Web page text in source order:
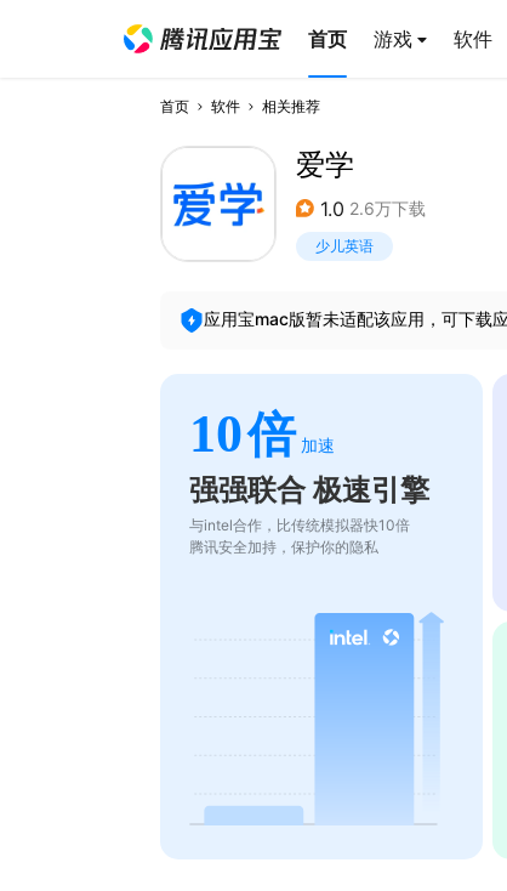
首页 游戏 软件
首页 软件 相关推荐
爱学
1.0 2.6万下载
少儿英语
应用宝mac版暂未适配该应用，可下载
10倍 加速
强强联合 极速引擎
与intel合作，比传统模拟器快10倍
腾讯安全加持，保护你的隐私